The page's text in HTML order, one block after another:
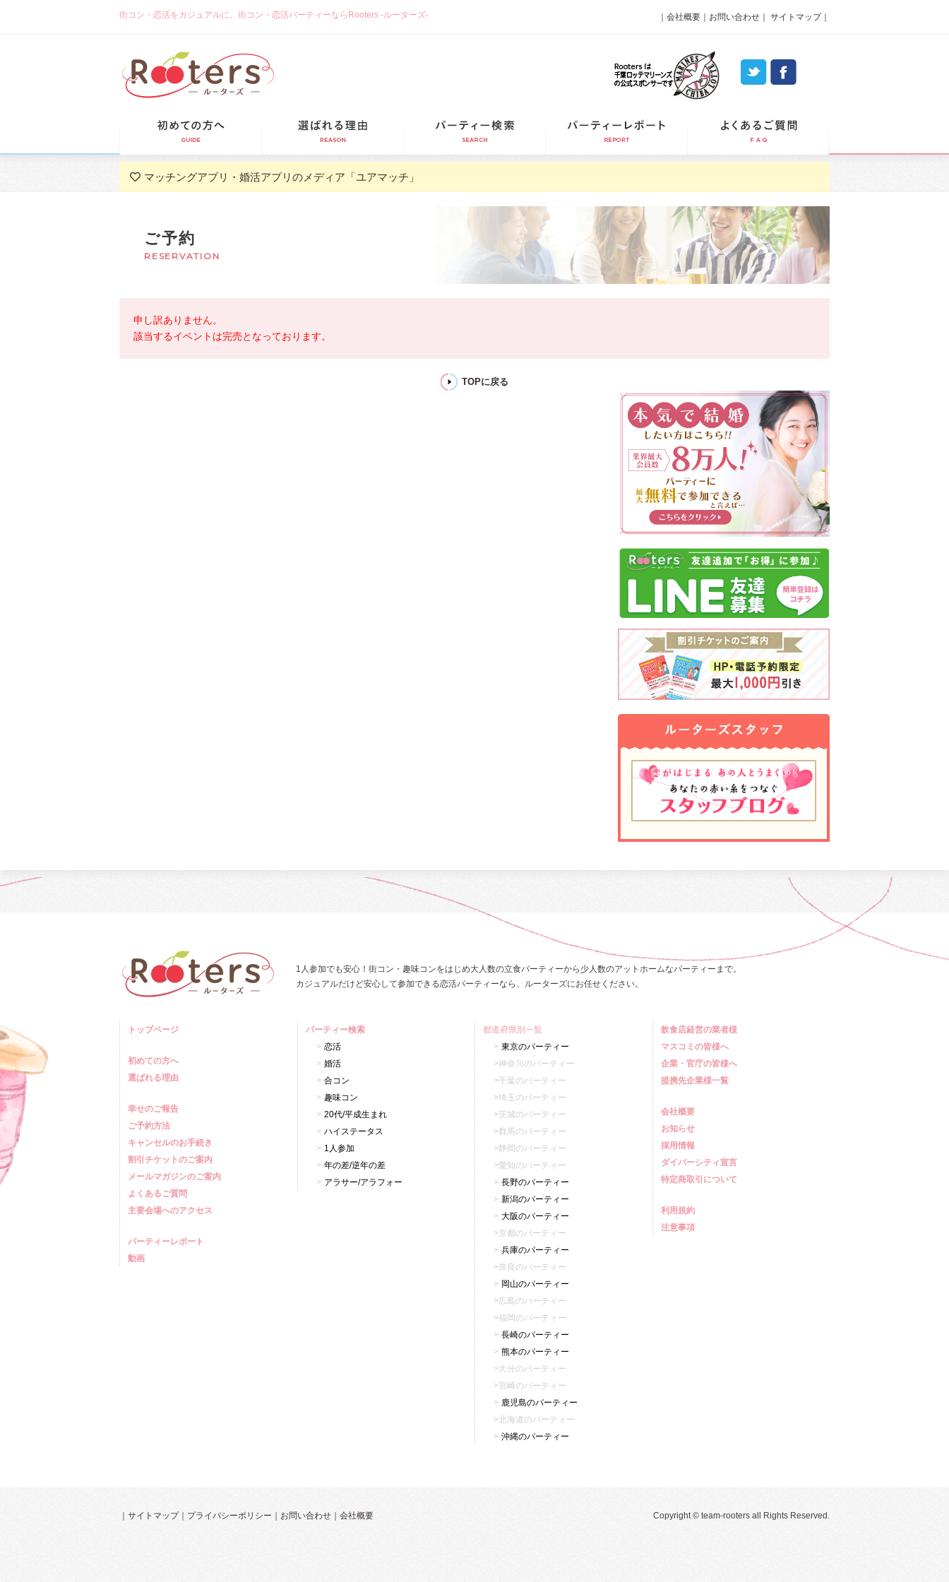
街コン・恋活をカジュアルに。街コン・恋活パーティーならRooters -ルーターズ- 会社概要 お問い合わせ サイトマップ｜
マッチングアプリ・婚活アプリのメディア「ユアマッチ」
ご予約
RESERVATION
申し訳ありません。
該当するイベントは完売となっております。
TOPに戻る
1人参加でも安心！街コン・趣味コンをはじめ大人数の立食パーティーから少人数のアットホームなパーティーまで。
カジュアルだけど安心して参加できる恋活パーティーなら、ルーターズにお任せください。
トップページ
初めての方へ
選ばれる理由
幸せのご報告
ご予約方法
キャンセルのお手続き
割引チケットのご案内
メールマガジンのご案内
よくあるご質問
主要会場へのアクセス
パーティーレポート
動画
パーティー検索
恋活
婚活
合コン
趣味コン
20代/平成生まれ
ハイステータス
1人参加
年の差/逆年の差
アラサー/アラフォー
都道府県別一覧
東京のパーティー
神奈川のパーティー
千葉のパーティー
埼玉のパーティー
茨城のパーティー
群馬のパーティー
静岡のパーティー
愛知のパーティー
長野のパーティー
新潟のパーティー
大阪のパーティー
京都のパーティー
兵庫のパーティー
奈良のパーティー
岡山のパーティー
広島のパーティー
福岡のパーティー
長崎のパーティー
熊本のパーティー
大分のパーティー
宮崎のパーティー
鹿児島のパーティー
北海道のパーティー
沖縄のパーティー
飲食店経営の業者様
マスコミの皆様へ
企業・官庁の皆様へ
提携先企業様一覧
会社概要
お知らせ
採用情報
ダイバーシティ宣言
特定商取引について
利用規約
注意事項
サイトマップ｜ プライバシーポリシー お問い合わせ 会社概要 Copyright © team-rooters all Rights Reserved.